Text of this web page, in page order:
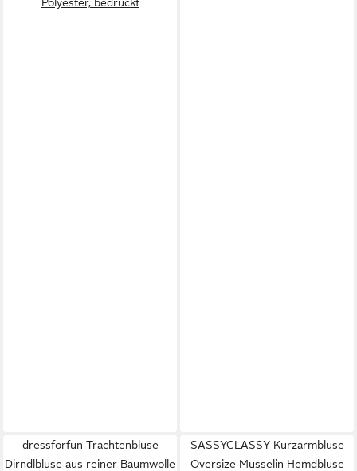
dressforfun Trachtenbluse
Dirndlbluse aus reiner Baumwolle
SASSYCLASSY Kurzarmbluse
Oversize Musselin Hemdbluse